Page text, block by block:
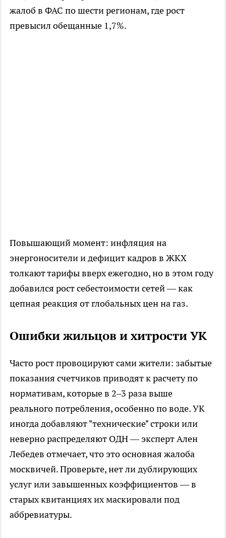
жалоб в ФАС по шести регионам, где рост
превысил обещанные 1,7%.
Повышающий момент: инфляция на
энергоносители и дефицит кадров в ЖКХ
толкают тарифы вверх ежегодно, но в этом году
добавился рост себестоимости сетей — как
цепная реакция от глобальных цен на газ.
Ошибки жильцов и хитрости УК
Часто рост провоцируют сами жители: забытые
показания счетчиков приводят к расчету по
нормативам, которые в 2–3 раза выше
реального потребления, особенно по воде. УК
иногда добавляют "технические" строки или
неверно распределяют ОДН — эксперт Ален
Лебедев отмечает, что это основная жалоба
москвичей. Проверьте, нет ли дублирующих
услуг или завышенных коэффициентов — в
старых квитанциях их маскировали под
аббревиатуры.